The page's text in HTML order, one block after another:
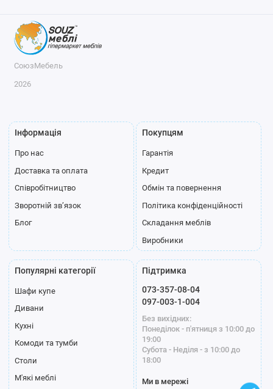
СоюзМебель
2026
Інформація
Про нас
Доставка та оплата
Співробітництво
Зворотній зв’язок
Блог
Покупцям
Гарантія
Кредит
Обмін та повернення
Політика конфіденційності
Складання меблів
Виробники
Популярні категорії
Шафи купе
Дивани
Кухні
Комоди та тумби
Столи
М'які меблі
Підтримка
073-357-08-04
097-003-1-004
Без вихідних:
Понеділок - п'ятниця з 10:00 до
19:00
Субота - Неділя - з 10:00 до
18:00
Ми в мережі